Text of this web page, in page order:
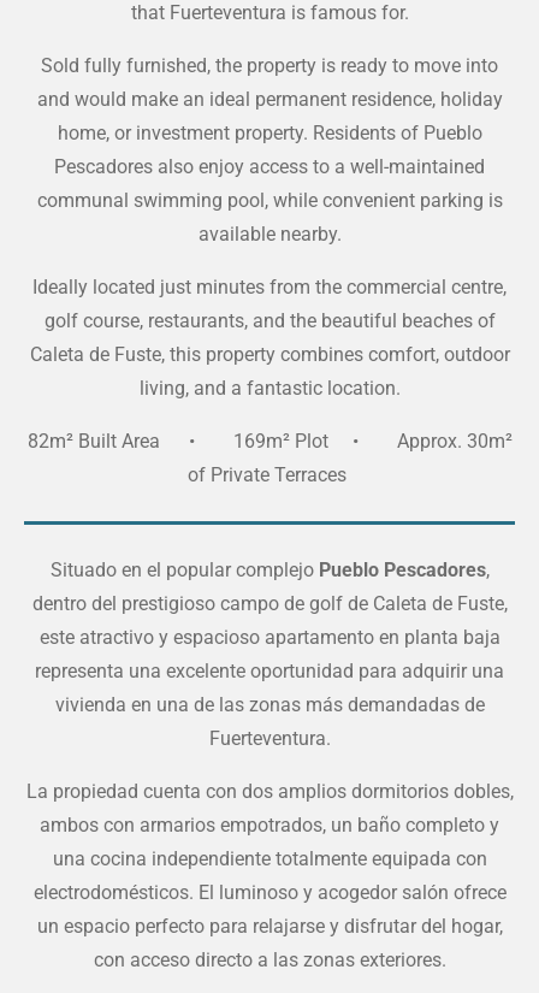
that Fuerteventura is famous for.
Sold fully furnished, the property is ready to move into
and would make an ideal permanent residence, holiday
home, or investment property. Residents of Pueblo
Pescadores also enjoy access to a well-maintained
communal swimming pool, while convenient parking is
available nearby.
Ideally located just minutes from the commercial centre,
golf course, restaurants, and the beautiful beaches of
Caleta de Fuste, this property combines comfort, outdoor
living, and a fantastic location.
82m² Built Area • 169m² Plot • Approx. 30m²
of Private Terraces
Situado en el popular complejo Pueblo Pescadores,
dentro del prestigioso campo de golf de Caleta de Fuste,
este atractivo y espacioso apartamento en planta baja
representa una excelente oportunidad para adquirir una
vivienda en una de las zonas más demandadas de
Fuerteventura.
La propiedad cuenta con dos amplios dormitorios dobles,
ambos con armarios empotrados, un baño completo y
una cocina independiente totalmente equipada con
electrodomésticos. El luminoso y acogedor salón ofrece
un espacio perfecto para relajarse y disfrutar del hogar,
con acceso directo a las zonas exteriores.